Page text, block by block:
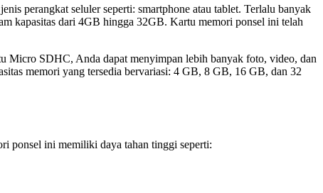
perangkat seluler seperti: smartphone atau tablet. Terlalu banyak
kapasitas dari 4GB hingga 32GB. Kartu memori ponsel ini telah
Micro SDHC, Anda dapat menyimpan lebih banyak foto, video, dan
memori yang tersedia bervariasi: 4 GB, 8 GB, 16 GB, dan 32
ponsel ini memiliki daya tahan tinggi seperti: